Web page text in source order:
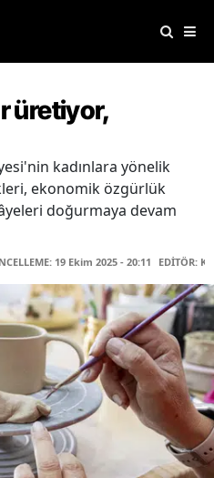
üretiyor,
kadınlara yönelik
ekonomik özgürlük
doğurmaya devam
19 Ekim 2025 - 20:11 EDİTÖR: